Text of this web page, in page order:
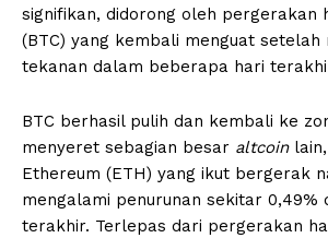
signifikan, didorong oleh pergerakan
(BTC) yang kembali menguat setelah
tekanan dalam beberapa hari
BTC berhasil pulih dan kembali ke
menyeret sebagian besar altcoin
Ethereum (ETH) yang ikut bergerak
mengalami penurunan sekitar 0,49%
terakhir. Terlepas dari pergerakan